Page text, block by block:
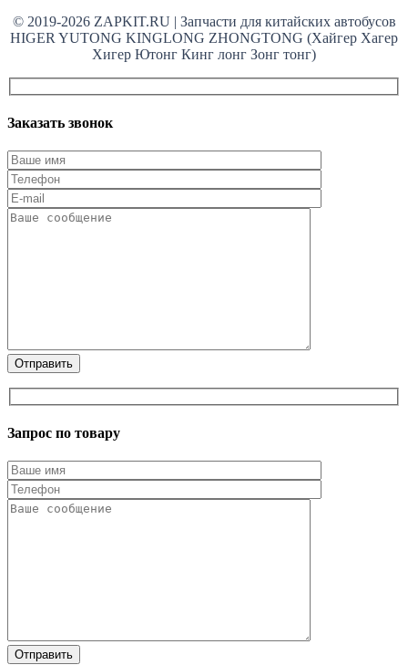
© 2019-2026 ZAPKIT.RU | Запчасти для китайских автобусов
HIGER YUTONG KINGLONG ZHONGTONG (Хайгер Хагер
Хигер Ютонг Кинг лонг Зонг тонг)
Заказать звонок
Запрос по товару